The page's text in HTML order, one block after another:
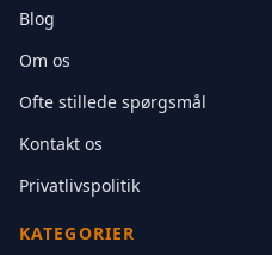
Blog
Om os
Ofte stillede spørgsmål
Kontakt os
Privatlivspolitik
KATEGORIER